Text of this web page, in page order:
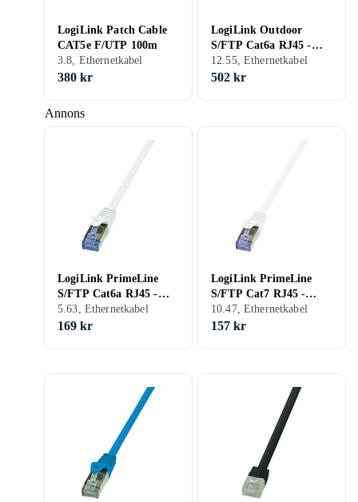
Annons
LogiLink Patch Cable
CAT5e F/UTP 100m
3.8, Ethernetkabel
380 kr
LogiLink Outdoor
S/FTP Cat6a RJ45 -
RJ45 LSZH 40m
12.55, Ethernetkabel
502 kr
LogiLink PrimeLine
S/FTP Cat6a RJ45 -
RJ45 LSZH 30m
5.63, Ethernetkabel
169 kr
LogiLink PrimeLine
S/FTP Cat7 RJ45 -
RJ45 LSZH 15m
10.47, Ethernetkabel
157 kr